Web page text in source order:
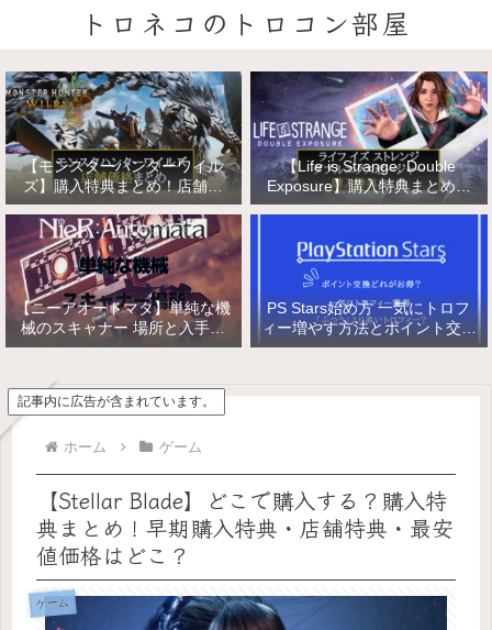
トロネコのトロコン部屋
【モンスターハンターワイル
ズ】購入特典まとめ！店舗特
典・店舗価格比較！
【Life is Strange: Double
Exposure】購入特典まとめ！
店舗特典・店舗価格比較！ライ
スポージャー
【ニーアオートマタ】単純な機
械のスキャナー 場所と入手方
法/複雑な機械と精巧な機械の
PS Stars始め方 一気にトロフ
ィー増やす方法とポイント交換
【PlayStation Stars】
記事内に広告が含まれています。
ホーム ゲーム
【Stellar Blade】どこで購入する？購入特
典まとめ！早期購入特典・店舗特典・最安
値価格はどこ？
ゲーム